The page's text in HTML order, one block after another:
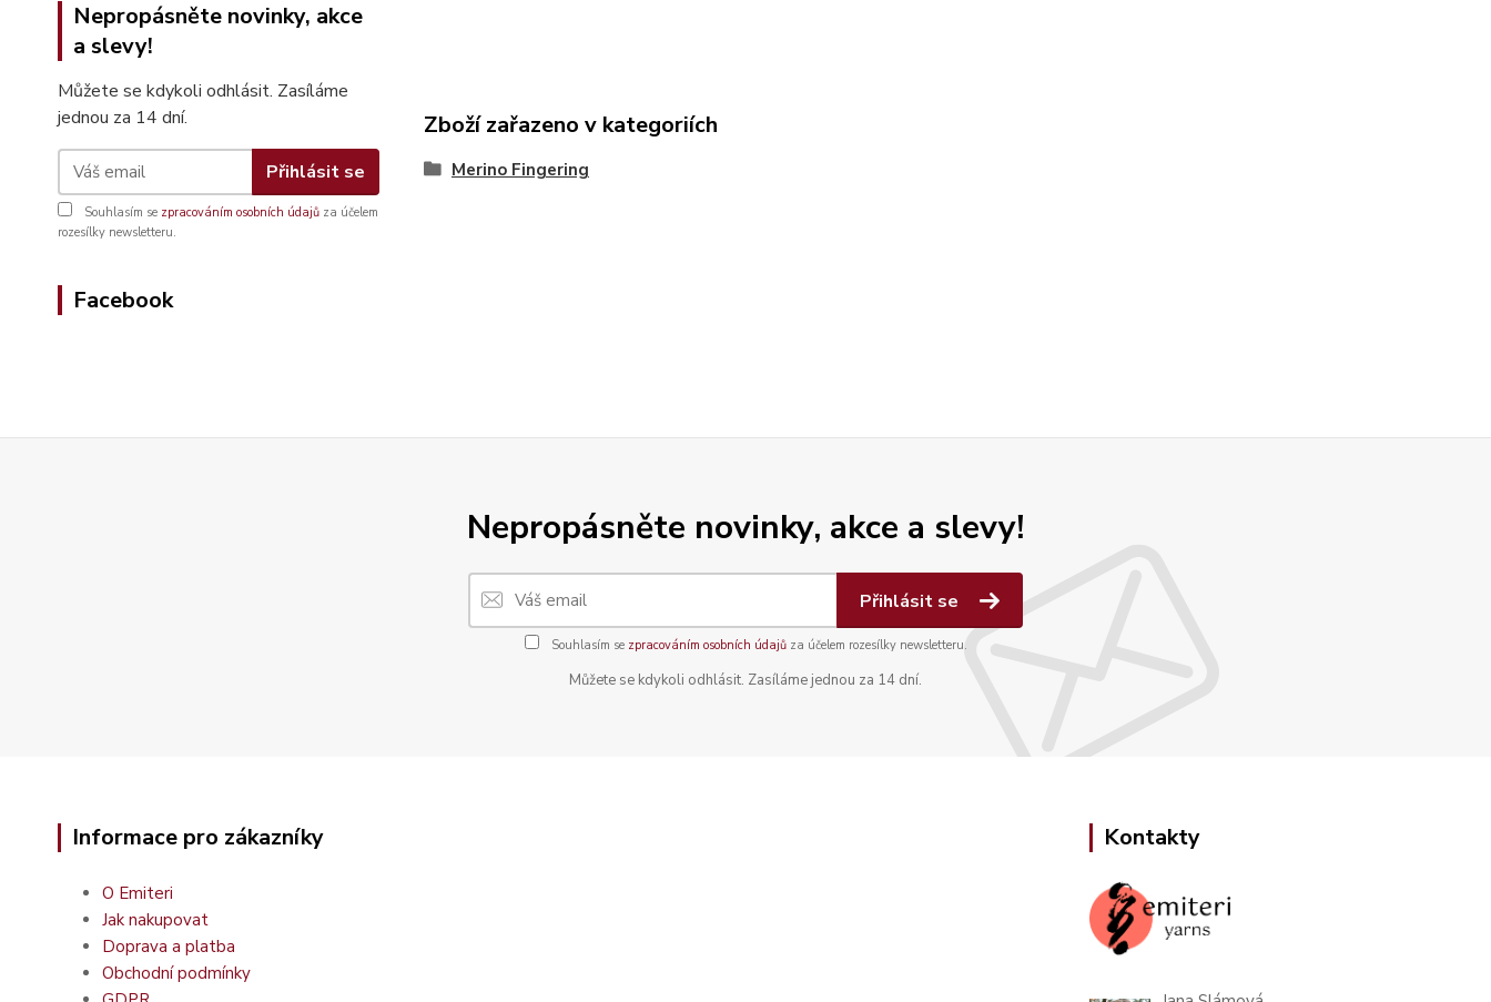
Nepropásněte novinky, akce
a slevy!
Můžete se kdykoli odhlásit. Zasíláme
jednou za 14 dní.
Přihlásit se
Souhlasím se zpracováním osobních údajů za účelem
rozesílky newsletteru.
Facebook
Zboží zařazeno v kategoriích
Merino Fingering
Nepropásněte novinky, akce a slevy!
Přihlásit se
Souhlasím se zpracováním osobních údajůza účelem rozesílky newsletteru.
Můžete se kdykoli odhlásit. Zasíláme jednou za 14 dní.
Informace pro zákazníky
O Emiteri
Jak nakupovat
Doprava a platba
Obchodní podmínky
Kontakty